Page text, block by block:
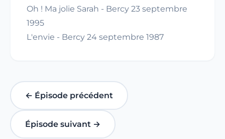
Oh ! Ma jolie Sarah - Bercy 23 septembre
1995
L'envie - Bercy 24 septembre 1987
← Épisode précédent
Épisode suivant →